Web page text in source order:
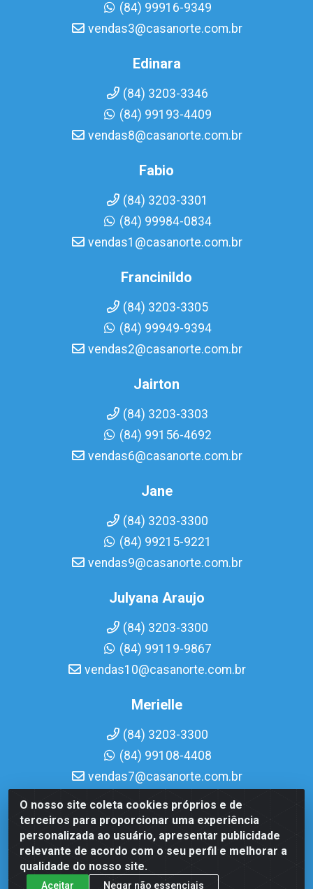
O nosso site coleta cookies próprios e de
terceiros para proporcionar uma experiência
personalizada ao usuário, apresentar publicidade
relevante de acordo com o seu perfil e melhorar a
qualidade do nosso site.
Aceitar Negar não essenciais
(84) 99916-9349
vendas3@casanorte.com.br
Edinara
(84) 3203-3346
(84) 99193-4409
vendas8@casanorte.com.br
Fabio
(84) 3203-3301
(84) 99984-0834
vendas1@casanorte.com.br
Francinildo
(84) 3203-3305
(84) 99949-9394
vendas2@casanorte.com.br
Jairton
(84) 3203-3303
(84) 99156-4692
vendas6@casanorte.com.br
Jane
(84) 3203-3300
(84) 99215-9221
vendas9@casanorte.com.br
Julyana Araujo
(84) 3203-3300
(84) 99119-9867
vendas10@casanorte.com.br
Merielle
(84) 3203-3300
(84) 99108-4408
vendas7@casanorte.com.br
Casa Norte LTDA - Av. Interventor Mário Câmara, 1815 -
Dix-Sept Rosado, Natal/RN - CEP 59054-600 - CNPJ
08.713.513/0001-51